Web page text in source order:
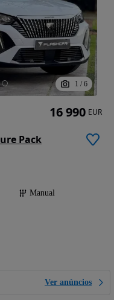
1 / 6
Pack
Manual
Ver anúncios
16 990 EUR